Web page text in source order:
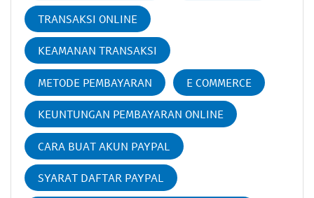
TRANSAKSI ONLINE
KEAMANAN TRANSAKSI
METODE PEMBAYARAN E COMMERCE
KEUNTUNGAN PEMBAYARAN ONLINE
CARA BUAT AKUN PAYPAL
SYARAT DAFTAR PAYPAL